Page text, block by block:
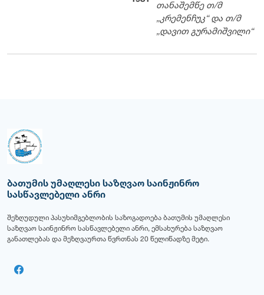
თანაშემწე თ/მ
„კრემენჩუკ“ და თ/მ
„დავით გურამიშვილი“
ბათუმის უმაღლესი საზღვაო საინჟინრო
სასწავლებელი ანრი
შეზღუდული პასუხიმგებლობის საზოგადოება ბათუმის უმაღლესი
საზღვაო საინჟინრო სასწავლებელი ანრი, ემსახურება საზღვაო
განათლებას და მეზღვაურთა წვრთნას 20 წელიწადზე მეტი.